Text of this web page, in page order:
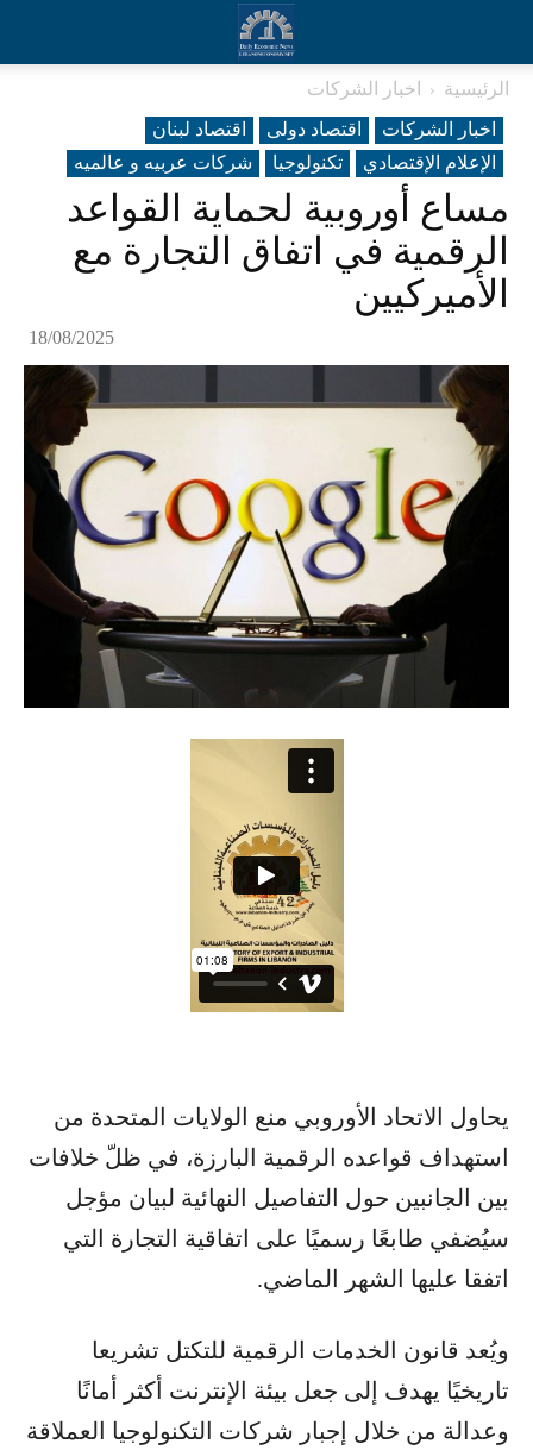
الرئيسية
اخبار الشركات
اخبار الشركات
اقتصاد دولی
اقتصاد لبنان
الإعلام الإقتصادي
تکنولوجیا شرکات عربیه و عالمیه
مساع أوروبية لحماية القواعد
الرقمية في اتفاق التجارة مع
الأميركيين
18/08/2025
يحاول الاتحاد الأوروبي منع الولايات المتحدة من
استهداف قواعده الرقمية البارزة، في ظلّ خلافات
بين الجانبين حول التفاصيل النهائية لبيان مؤجل
سيُضفي طابعًا رسميًا على اتفاقية التجارة التي
اتفقا عليها الشهر الماضي.
ويُعد قانون الخدمات الرقمية للتكتل تشريعا
تاريخيًا يهدف إلى جعل بيئة الإنترنت أكثر أمانًا
وعدالة من خلال إجبار شركات التكنولوجيا العملاقة